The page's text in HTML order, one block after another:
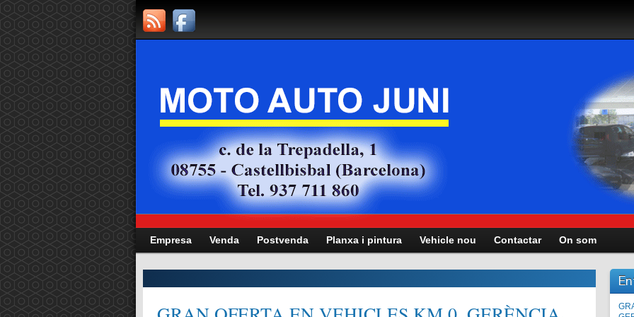
Empresa Venda Postvenda Planxa i pintura Vehicle nou Contactar On som